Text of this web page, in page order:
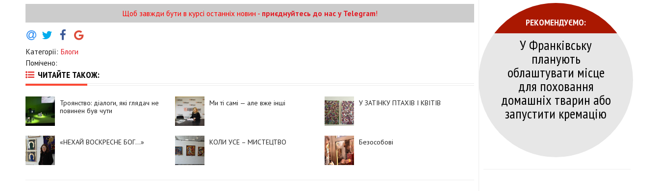
Щоб завжди бути в курсі останніх новин - приєднуйтесь до нас у Telegram!
Категорії: Блоги
Помічено:
ЧИТАЙТЕ ТАКОЖ:
Троянство: діалоги, які глядач не
повинен був чути
Ми ті самі — але вже інші У ЗАТІНКУ ПТАХІВ І КВІТІВ
«НЕХАЙ ВОСКРЕСНЕ БОГ…» КОЛИ УСЕ – МИСТЕЦТВО Безособові
РЕКОМЕНДУЄМО:
У Франківську
планують
облаштувати місце
для поховання
домашніх тварин або
запустити кремацію